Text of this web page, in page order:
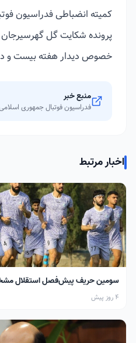
کمیته انضباطی فدراسیون
پرونده شکایت گل‌ گهرسیرجان
خصوص دیدار هفته بیست و
منبع خبر
فدراسیون فوتبال جمهوری
اخبار مرتبط
سومین حریف پیش‌فصل استقلال
4 روز پیش